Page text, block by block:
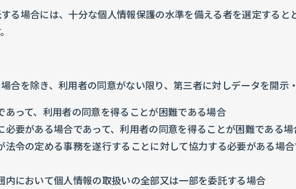
る場合には、十分な個人情報保護の水準を備える者を選定する
を除き、利用者の同意がない限り、第三者に対しデータを開示
って、利用者の同意を得ることが困難である場合
要がある場合であって、利用者の同意を得ることが困難である場
令の定める事務を遂行することに対して協力する必要がある場
において個人情報の取扱いの全部又は一部を委託する場合